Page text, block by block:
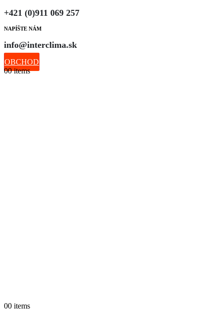
+421 (0)911 069 257
NAPÍŠTE NÁM
info@interclima.sk
OBCHOD
00 items
00 items